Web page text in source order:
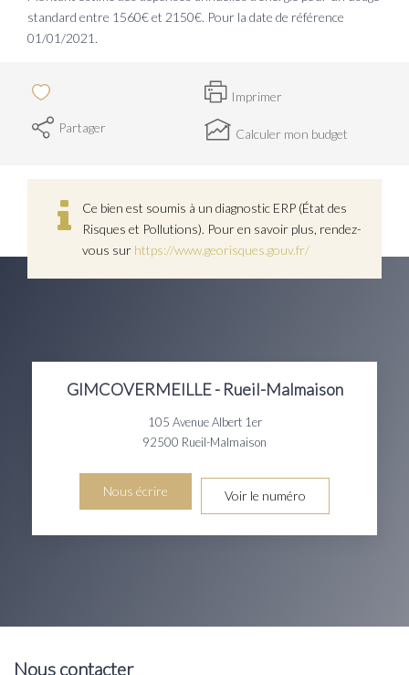
standard entre 1560€ et 2150€. Pour la date de référence
01/01/2021.
Imprimer
Partager
Calculer mon budget
Ce bien est soumis à un diagnostic ERP (État des
Risques et Pollutions). Pour en savoir plus, rendez-
vous sur https://www.georisques.gouv.fr/
GIMCOVERMEILLE - Rueil-Malmaison
105 Avenue Albert 1er
92500 Rueil-Malmaison
Nous écrire Voir le numéro
Nous contacter